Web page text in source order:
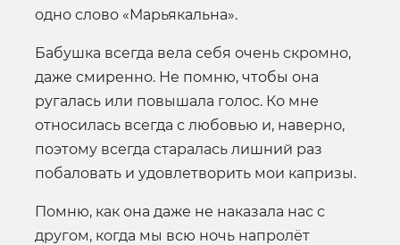
одно слово «Марьякальна».
Бабушка всегда вела себя очень скромно,
даже смиренно. Не помню, чтобы она
ругалась или повышала голос. Ко мне
относилась всегда с любовью и, наверно,
поэтому всегда старалась лишний раз
побаловать и удовлетворить мои капризы.
Помню, как она даже не наказала нас с
другом, когда мы всю ночь напролёт